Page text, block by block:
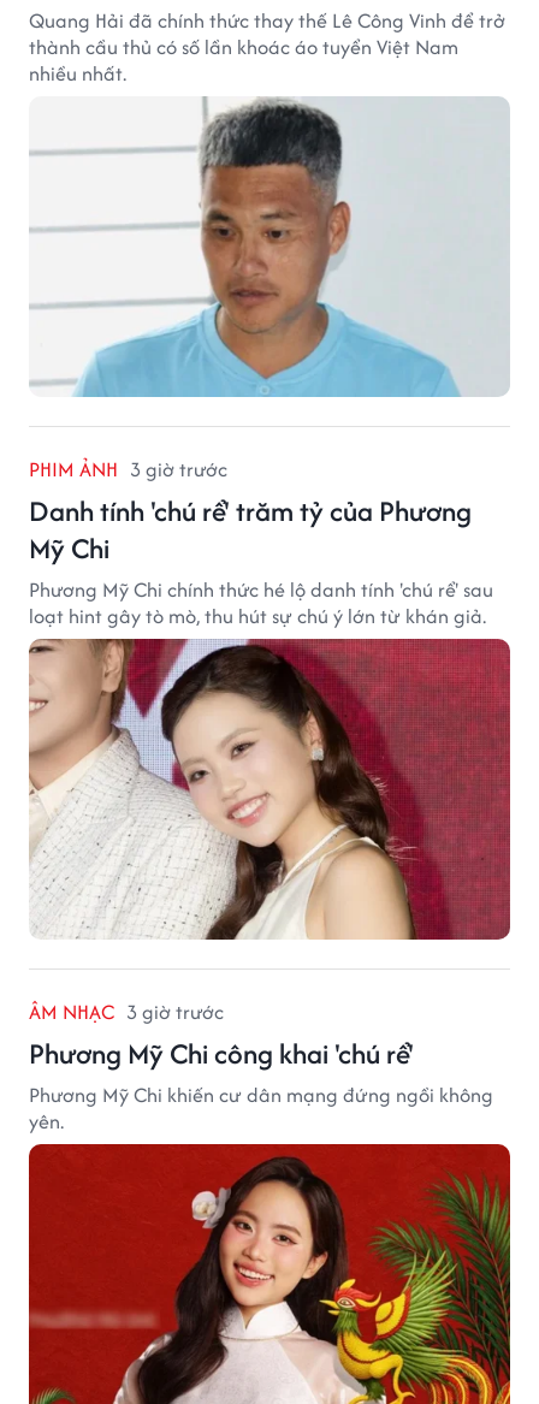
Quang Hải đã chính thức thay thế Lê Công Vinh để trở
thành cầu thủ có số lần khoác áo tuyển Việt Nam
nhiều nhất.
PHIM ẢNH 3 giờ trước
Danh tính 'chú rể' trăm tỷ của Phương
Mỹ Chi
Phương Mỹ Chi chính thức hé lộ danh tính 'chú rể' sau
loạt hint gây tò mò, thu hút sự chú ý lớn từ khán giả.
ÂM NHẠC 3 giờ trước
Phương Mỹ Chi công khai 'chú rể'
Phương Mỹ Chi khiến cư dân mạng đứng ngồi không
yên.